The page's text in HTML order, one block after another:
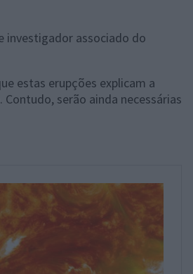
investigador associado do
estas erupções explicam a
serão ainda necessárias